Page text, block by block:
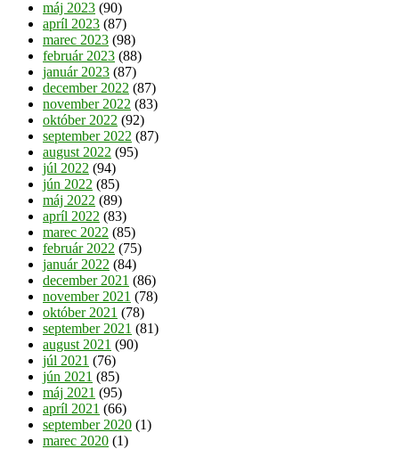
máj 2023 (90)
apríl 2023 (87)
marec 2023 (98)
február 2023 (88)
január 2023 (87)
december 2022 (87)
november 2022 (83)
október 2022 (92)
september 2022 (87)
august 2022 (95)
júl 2022 (94)
jún 2022 (85)
máj 2022 (89)
apríl 2022 (83)
marec 2022 (85)
február 2022 (75)
január 2022 (84)
december 2021 (86)
november 2021 (78)
október 2021 (78)
september 2021 (81)
august 2021 (90)
júl 2021 (76)
jún 2021 (85)
máj 2021 (95)
apríl 2021 (66)
september 2020 (1)
marec 2020 (1)